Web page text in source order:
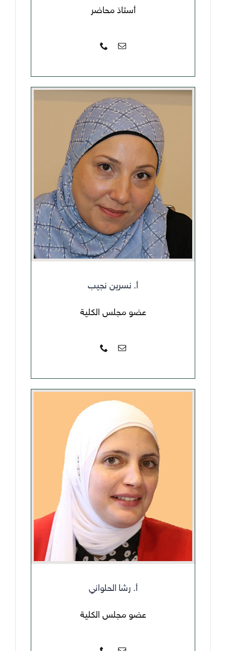
أستاذ محاضر
أ. نسرين نجيب
عضو مجلس الكلية
أ. رشا الحلواني
عضو مجلس الكلية